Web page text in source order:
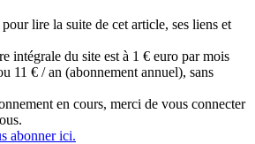
lire la suite de cet article, ses liens et
intégrale du site est à 1 € euro par mois
11 € / an (abonnement annuel), sans
en cours, merci de vous connecter
abonner ici.